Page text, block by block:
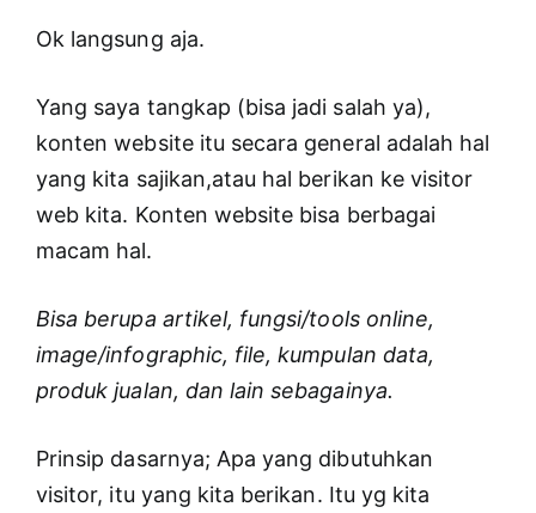
Ok langsung aja.
Yang saya tangkap (bisa jadi salah ya),
konten website itu secara general adalah hal
yang kita sajikan,atau hal berikan ke visitor
web kita. Konten website bisa berbagai
macam hal.
Bisa berupa artikel, fungsi/tools online,
image/infographic, file, kumpulan data,
produk jualan, dan lain sebagainya.
Prinsip dasarnya; Apa yang dibutuhkan
visitor, itu yang kita berikan. Itu yg kita